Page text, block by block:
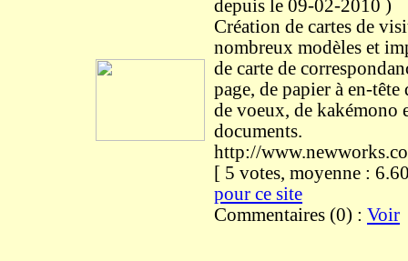
depuis le 09-02-2010 )
Création de cartes de
nombreux modèles et
de carte de
page, de papier à en-tête
de voeux, de kakémono
documents.
http://
[ 5 votes, moyenne :
pour ce site
Commentaires (0) : Voir